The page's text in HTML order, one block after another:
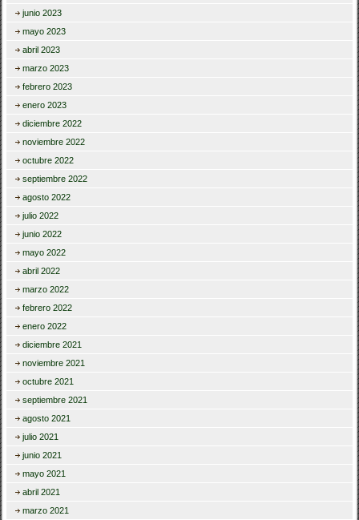
junio 2023
mayo 2023
abril 2023
marzo 2023
febrero 2023
enero 2023
diciembre 2022
noviembre 2022
octubre 2022
septiembre 2022
agosto 2022
julio 2022
junio 2022
mayo 2022
abril 2022
marzo 2022
febrero 2022
enero 2022
diciembre 2021
noviembre 2021
octubre 2021
septiembre 2021
agosto 2021
julio 2021
junio 2021
mayo 2021
abril 2021
marzo 2021